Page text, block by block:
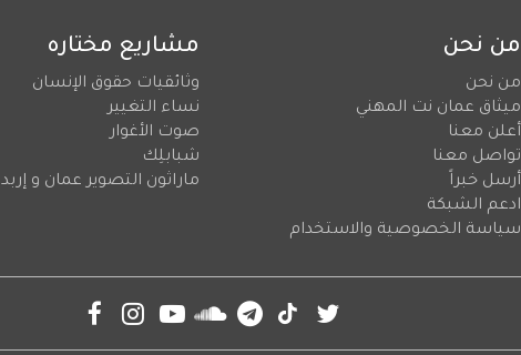
من نحن
من نحن
ميثاق عمان نت المهني
أعلن معنا
تواصل معنا
أرسل خبراً
ادعم الشبكة
سياسة الخصوصية والاستخدام
مشاريع مختاره
وثائقيات حقوق الإنسان
نساء التغيير
صوت الأغوار
شبابلِك
ماراثون التصوير عمان و إربد